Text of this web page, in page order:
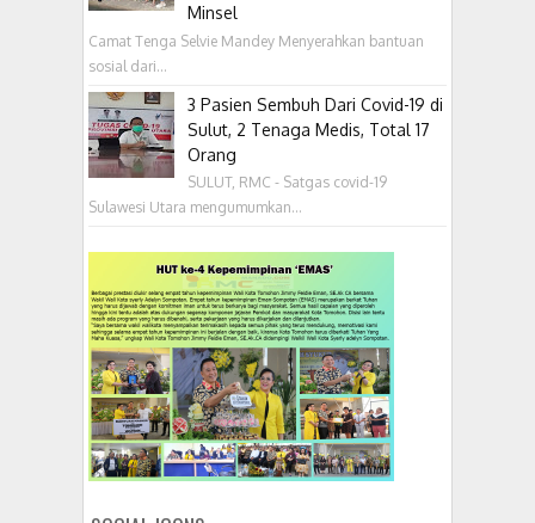
Minsel
Camat Tenga Selvie Mandey Menyerahkan bantuan
sosial dari...
3 Pasien Sembuh Dari Covid-19 di
Sulut, 2 Tenaga Medis, Total 17
Orang
SULUT, RMC - Satgas covid-19
Sulawesi Utara mengumumkan...